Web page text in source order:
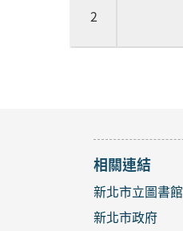
2
相關連結
新北市立圖書館
新北市政府